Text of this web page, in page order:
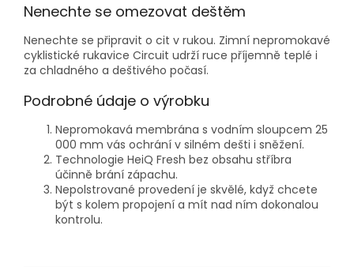
Nenechte se omezovat deštěm
Nenechte se připravit o cit v rukou. Zimní nepromokavé
cyklistické rukavice Circuit udrží ruce příjemně teplé i
za chladného a deštivého počasí.
Podrobné údaje o výrobku
Nepromokavá membrána s vodním sloupcem 25
000 mm vás ochrání v silném dešti i sněžení.
Technologie HeiQ Fresh bez obsahu stříbra
účinně brání zápachu.
Nepolstrované provedení je skvělé, když chcete
být s kolem propojení a mít nad ním dokonalou
kontrolu.